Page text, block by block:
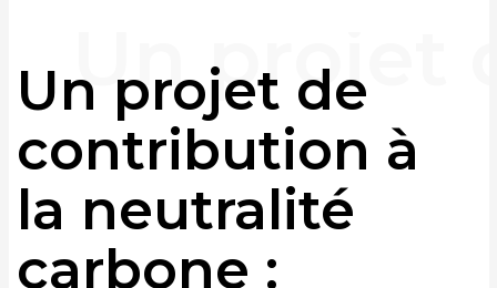
Un projet de
contribution à
la neutralité
carbone :